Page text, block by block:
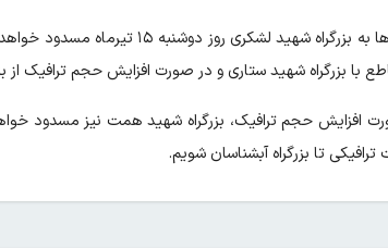
وی با اعلام اینکه ورودی‌ها به
با بزرگراه شهید ستاری و در صورت افزایش حجم ترافیک از
افزایش حجم ترافیک، بزرگراه شهید همت نیز مسدود
تا بزرگراه آبشناسان شویم.